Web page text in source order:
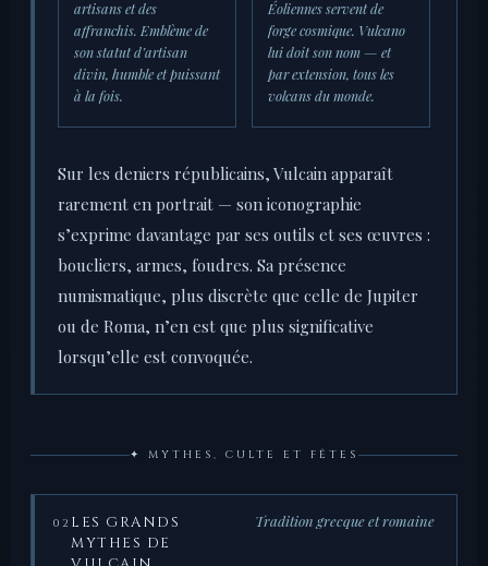
artisans et des
affranchis. Emblème de
son statut d’artisan
divin, humble et puissant
à la fois.
Éoliennes servent de
forge cosmique. Vulcano
lui doit son nom — et
par extension, tous les
volcans du monde.
Sur les deniers républicains, Vulcain apparaît
rarement en portrait — son iconographie
s’exprime davantage par ses outils et ses œuvres :
boucliers, armes, foudres. Sa présence
numismatique, plus discrète que celle de Jupiter
ou de Roma, n’en est que plus significative
lorsqu’elle est convoquée.
✦ MYTHES, CULTE ET FÊTES
02 LES GRANDS
MYTHES DE
Tradition grecque et romaine